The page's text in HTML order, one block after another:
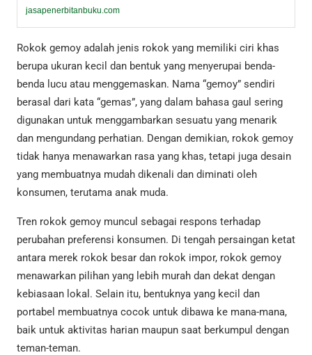
jasapenerbitanbuku.com
Rokok gemoy adalah jenis rokok yang memiliki ciri khas
berupa ukuran kecil dan bentuk yang menyerupai benda-
benda lucu atau menggemaskan. Nama “gemoy” sendiri
berasal dari kata “gemas”, yang dalam bahasa gaul sering
digunakan untuk menggambarkan sesuatu yang menarik
dan mengundang perhatian. Dengan demikian, rokok gemoy
tidak hanya menawarkan rasa yang khas, tetapi juga desain
yang membuatnya mudah dikenali dan diminati oleh
konsumen, terutama anak muda.
Tren rokok gemoy muncul sebagai respons terhadap
perubahan preferensi konsumen. Di tengah persaingan ketat
antara merek rokok besar dan rokok impor, rokok gemoy
menawarkan pilihan yang lebih murah dan dekat dengan
kebiasaan lokal. Selain itu, bentuknya yang kecil dan
portabel membuatnya cocok untuk dibawa ke mana-mana,
baik untuk aktivitas harian maupun saat berkumpul dengan
teman-teman.